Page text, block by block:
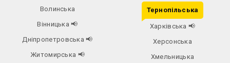
Волинська
Вінницька📢
Дніпропетровська📢
Житомирська 📢
Тернопільська
Харківська 📢
Херсонська
Хмельницька